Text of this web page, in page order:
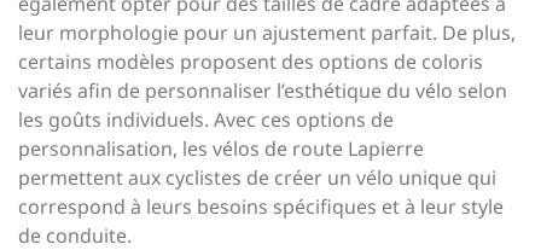
leur morphologie pour un ajustement parfait. De plus,
certains modèles proposent des options de coloris
variés afin de personnaliser l’esthétique du vélo selon
les goûts individuels. Avec ces options de
personnalisation, les vélos de route Lapierre
permettent aux cyclistes de créer un vélo unique qui
correspond à leurs besoins spécifiques et à leur style
de conduite.